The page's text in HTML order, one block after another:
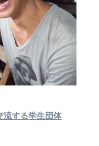
流する学生団体